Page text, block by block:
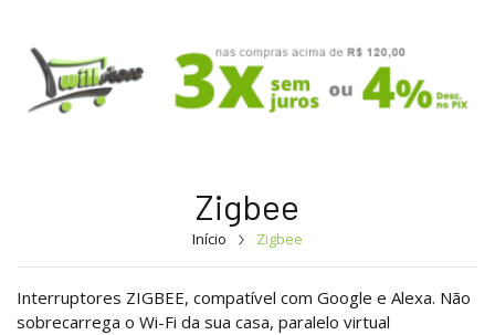
Zigbee
Início Zigbee
Interruptores ZIGBEE, compatível com Google e Alexa. Não
sobrecarrega o Wi-Fi da sua casa, paralelo virtual